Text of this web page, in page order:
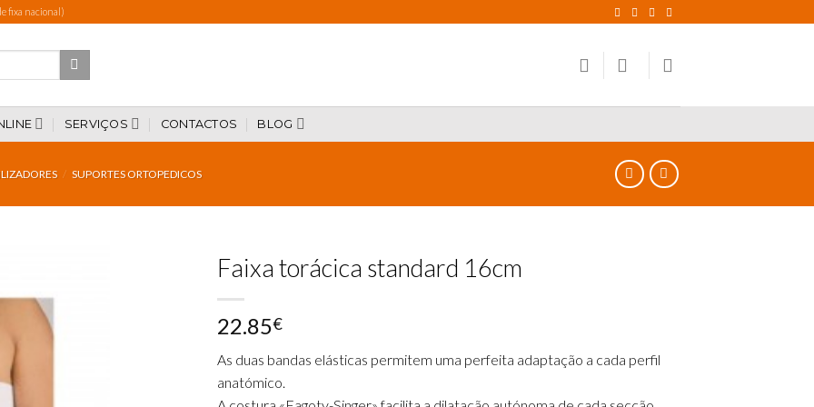
fixa nacional)
SERVIÇOS CONTACTOS BLOG
/ SUPORTES ORTOPEDICOS
Faixa torácica standard 16cm
22.85€
As duas bandas elásticas permitem uma perfeita adaptação a cada perfil
anatómico.